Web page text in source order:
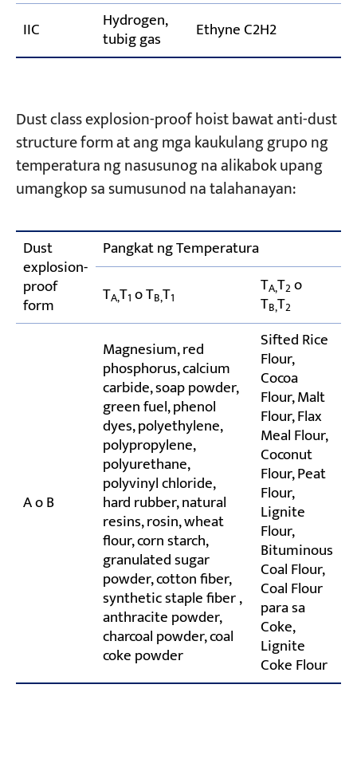
IIC Hydrogen,
tubig gas Ethyne C2H2
Dust class explosion-proof hoist bawat anti-dust
structure form at ang mga kaukulang grupo ng
temperatura ng nasusunog na alikabok upang
umangkop sa sumusunod na talahanayan:
Dust
explosion-
proof
form
Pangkat ng Temperatura
TA,T1 o TB,T1
TA,T2o
TB,T2
A o B
Magnesium, red
phosphorus, calcium
carbide, soap powder,
green fuel, phenol
dyes, polyethylene,
polypropylene,
polyurethane,
polyvinyl chloride,
hard rubber, natural
resins, rosin, wheat
flour, corn starch,
granulated sugar
powder, cotton fiber,
synthetic staple fiber ,
anthracite powder,
charcoal powder, coal
coke powder
Sifted Rice
Flour,
Cocoa
Flour, Malt
Flour, Flax
Meal Flour,
Coconut
Flour, Peat
Flour,
Lignite
Flour,
Bituminous
Coal Flour,
Coal Flour
para sa
Coke,
Lignite
Coke Flour